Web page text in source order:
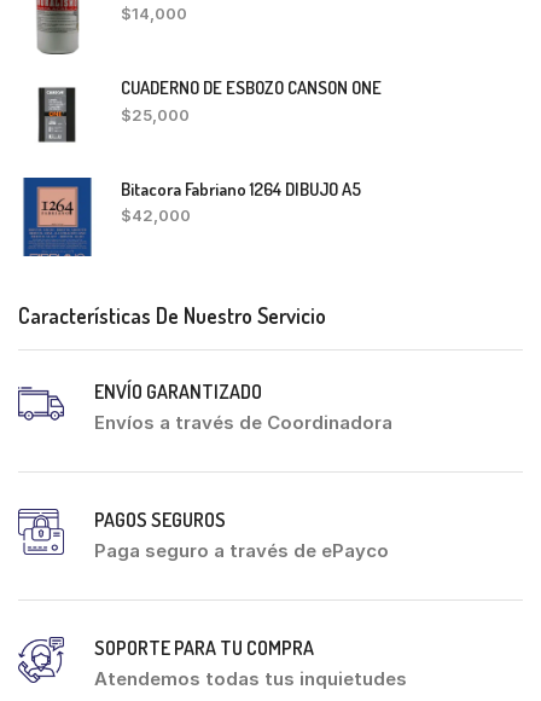
$14,000
CUADERNO DE ESBOZO CANSON ONE
$25,000
Bitacora Fabriano 1264 DIBUJO A5
$42,000
Características De Nuestro Servicio
ENVÍO GARANTIZADO
Envíos a través de Coordinadora
PAGOS SEGUROS
Paga seguro a través de ePayco
SOPORTE PARA TU COMPRA
Atendemos todas tus inquietudes